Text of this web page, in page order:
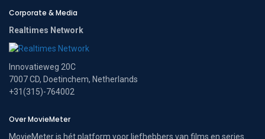
Corporate & Media
Realtimes Network
Innovatieweg 20C
7007 CD, Doetinchem, Netherlands
+31(315)-764002
Over MovieMeter
MovieMeter is hét platform voor liefhebbers van films en series.